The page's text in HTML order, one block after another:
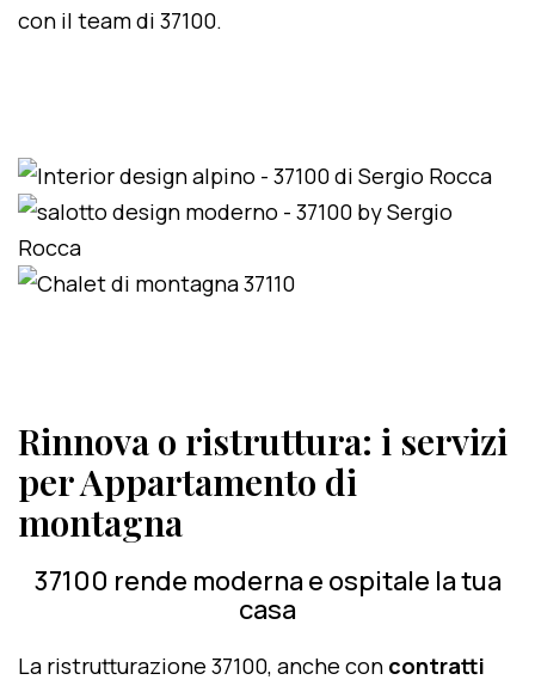
con il team di 37100.
Rinnova o ristruttura: i servizi
per Appartamento di
montagna
37100 rende moderna e ospitale la tua
casa
La ristrutturazione 37100, anche con contratti